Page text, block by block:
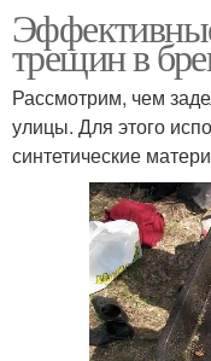
трещин в
Рассмотрим, чем
улицы. Для этого
синтетические